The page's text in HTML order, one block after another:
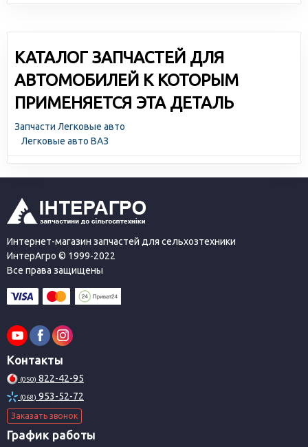
КАТАЛОГ ЗАПЧАСТЕЙ ДЛЯ
АВТОМОБИЛЕЙ К КОТОРЫМ
ПРИМЕНЯЕТСЯ ЭТА ДЕТАЛЬ
Запчасти Легковые авто
Легковые авто ВАЗ
Интернет-магазин запчастей для сельхозтехники
ИнтерАгро © 1999-2022
Все права защищены
Контакты
(050) 822-42-95
(068) 953-52-72
Заказать звонок
График работы